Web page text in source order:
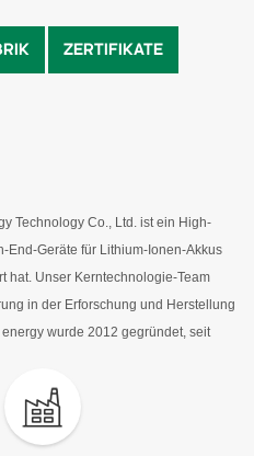
BATTERIE-PRODUKTIONSLINIE
ZERTIFIKATE
Technology Co., Ltd. ist ein High-
End-Geräte für Lithium-Ionen-Akkus
hat. Unser Kerntechnologie-Team
in der Erforschung und Herstellung
wurde 2012 gegründet, seit
konzentriert. Wir bieten
professionelle und erfahrene
und umfassende Lösungen für